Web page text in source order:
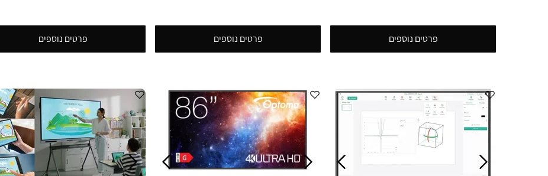
פרטים נוספים פרטים נוספים פרטים נוספים